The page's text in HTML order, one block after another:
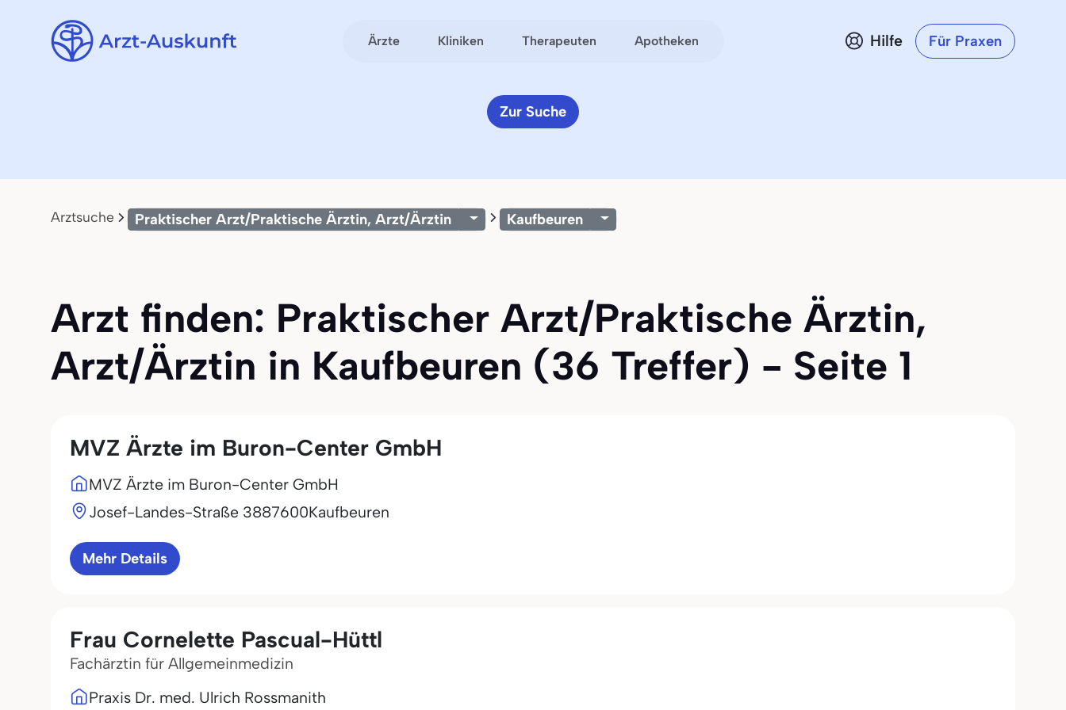
Ärzte Kliniken Therapeuten Apotheken Hilfe Für Praxen
Zur Suche
Arztsuche Praktischer Arzt/Praktische Ärztin, Arzt/Ärztin Kaufbeuren
Arzt finden: Praktischer Arzt/Praktische Ärztin,
Arzt/Ärztin in Kaufbeuren (36 Treffer) - Seite 1
MVZ Ärzte im Buron-Center GmbH
MVZ Ärzte im Buron-Center GmbH
Josef-Landes-Straße 3887600Kaufbeuren
Mehr Details
Frau Cornelette Pascual-Hüttl
Fachärztin für Allgemeinmedizin
Praxis Dr. med. Ulrich Rossmanith